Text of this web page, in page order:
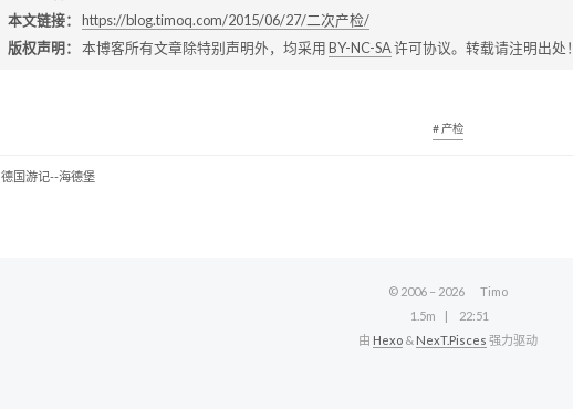
本文链接：
https://blog.timoq.com/2015/06/27/二次产检/
版权声明： 本博客所有文章除特别声明外，均采用BY-NC-SA许可协议。转载请注明出处！
# 产检
德国游记--海德堡
© 2006 – 2026
Timo
1.5m
22:51
由 Hexo & NexT.Pisces 强力驱动